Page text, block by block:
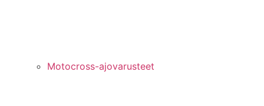
Motocross-ajovarusteet